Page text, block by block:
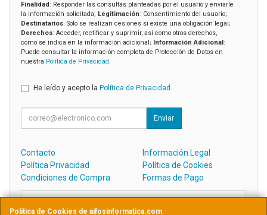
Política de Cookies de aifosinformatica.com
Finalidad: Responder las consultas planteadas por el usuario y enviarle
la información solicitada; Legitimación: Consentimiento del usuario;
Destinatarios: Solo se realizan cesiones si existe una obligación legal;
Derechos: Acceder, rectificar y suprimir, así como otros derechos,
como se indica en la información adicional;
Información Adicional :
Puede consultar la información completa de Protección de Datos en
nuestra Política de Privacidad .
He leído y acepto la Política de Privacidad
Enviar
Contacto
Información Legal
Política Privacidad
Política de Cookies
Condiciones de Compra
Formas de Pago
Contacto